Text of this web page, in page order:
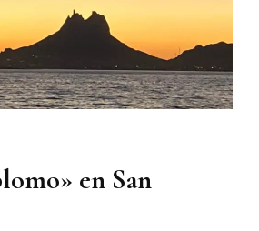
Militante
en San